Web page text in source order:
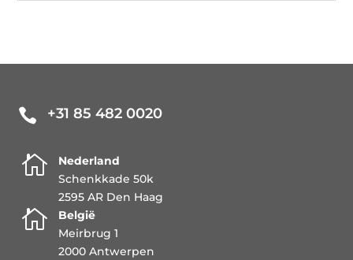
 +31 85 482 0020

Nederland
Schenkkade 50k
2595 AR Den Haag

België
Meirbrug 1
2000 Antwerpen